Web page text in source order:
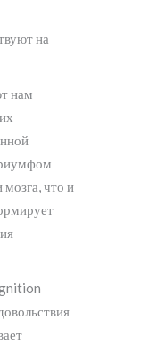
на
нам
мозга, что и